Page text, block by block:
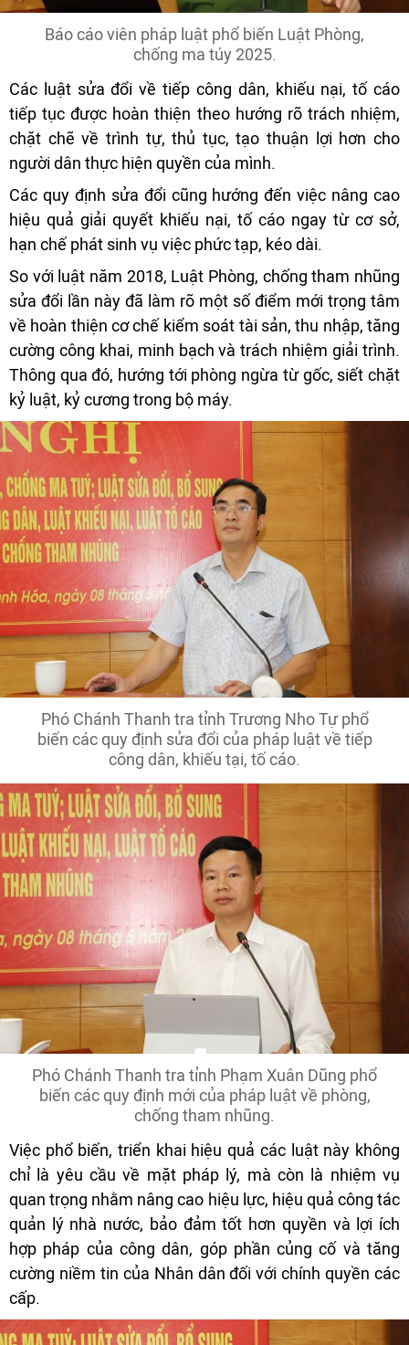
Báo cáo viên pháp luật phổ biến Luật Phòng,
chống ma túy 2025.
Các luật sửa đổi về tiếp công dân, khiếu nại, tố cáo
tiếp tục được hoàn thiện theo hướng rõ trách nhiệm,
chặt chẽ về trình tự, thủ tục, tạo thuận lợi hơn cho
người dân thực hiện quyền của mình.
Các quy định sửa đổi cũng hướng đến việc nâng cao
hiệu quả giải quyết khiếu nại, tố cáo ngay từ cơ sở,
hạn chế phát sinh vụ việc phức tạp, kéo dài.
So với luật năm 2018, Luật Phòng, chống tham nhũng
sửa đổi lần này đã làm rõ một số điểm mới trọng tâm
về hoàn thiện cơ chế kiểm soát tài sản, thu nhập, tăng
cường công khai, minh bạch và trách nhiệm giải trình.
Thông qua đó, hướng tới phòng ngừa từ gốc, siết chặt
kỷ luật, kỷ cương trong bộ máy.
Phó Chánh Thanh tra tỉnh Trương Nho Tự phổ
biến các quy định sửa đổi của pháp luật về tiếp
công dân, khiếu tại, tố cáo.
Phó Chánh Thanh tra tỉnh Phạm Xuân Dũng phổ
biến các quy định mới của pháp luật về phòng,
chống tham nhũng.
Việc phổ biến, triển khai hiệu quả các luật này không
chỉ là yêu cầu về mặt pháp lý, mà còn là nhiệm vụ
quan trọng nhằm nâng cao hiệu lực, hiệu quả công tác
quản lý nhà nước, bảo đảm tốt hơn quyền và lợi ích
hợp pháp của công dân, góp phần củng cố và tăng
cường niềm tin của Nhân dân đối với chính quyền các
cấp.